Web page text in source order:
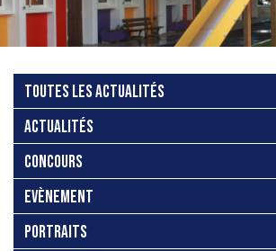
TOUTES LES ACTUALITÉS
ACTUALITÉS
CONCOURS
EVÈNEMENT
PORTRAITS